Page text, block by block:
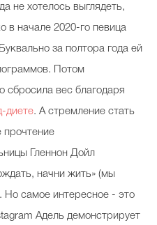
не хотелось выглядеть,
в начале 2020-го певица
за полтора года ей
Потом
сбросила вес благодаря
диете. А стремление стать
прочтение
Гленнон Дойл
начни жить» (мы
Но самое интересное - это
Адель демонстрирует